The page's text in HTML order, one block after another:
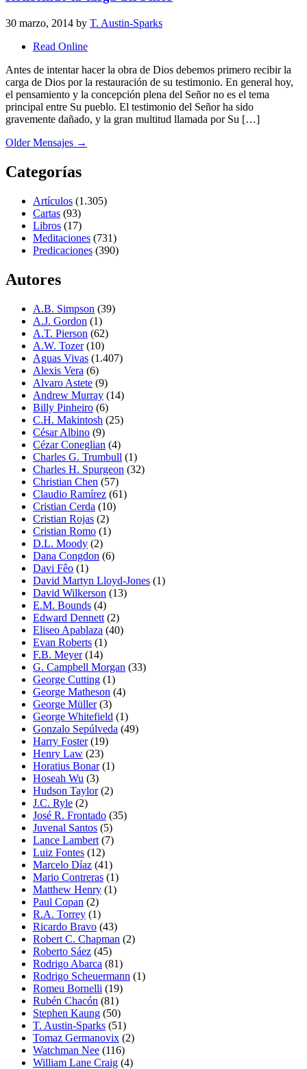
30 marzo, 2014 by T. Austin-Sparks
Read Online
Antes de intentar hacer la obra de Dios debemos primero recibir la
carga de Dios por la restauración de su testimonio. En general hoy,
el pensamiento y la concepción plena del Señor no es el tema
principal entre Su pueblo. El testimonio del Señor ha sido
gravemente dañado, y la gran multitud llamada por Su […]
Older Mensajes →
Categorías
Artículos (1.305)
Cartas (93)
Libros (17)
Meditaciones (731)
Predicaciones (390)
Autores
A.B. Simpson (39)
A.J. Gordon (1)
A.T. Pierson (62)
A.W. Tozer(10)
Aguas Vivas (1.407)
Alexis Vera (6)
Alvaro Astete (9)
Andrew Murray (14)
Billy Pinheiro (6)
C.H. Makintosh (25)
César Albino (9)
Cézar Coneglian (4)
Charles G. Trumbull (1)
Charles H. Spurgeon (32)
Christian Chen (57)
Claudio Ramírez (61)
Cristian Cerda (10)
Cristian Rojas (2)
Cristian Romo (1)
D.L. Moody (2)
Dana Congdon (6)
Davi Fêo (1)
David Martyn Lloyd-Jones (1)
David Wilkerson (13)
E.M. Bounds (4)
Edward Dennett (2)
Eliseo Apablaza (40)
Evan Roberts (1)
F.B. Meyer(14)
G. Campbell Morgan (33)
George Cutting (1)
George Matheson (4)
George Müller(3)
George Whitefield (1)
Gonzalo Sepúlveda (49)
Harry Foster(19)
Henry Law (23)
Horatius Bonar(1)
Hoseah Wu (3)
Hudson Taylor(2)
J.C. Ryle (2)
José R. Frontado (35)
Juvenal Santos (5)
Lance Lambert (7)
Luiz Fontes (12)
Marcelo Díaz (41)
Mario Contreras (1)
Matthew Henry (1)
Paul Copan (2)
R.A. Torrey (1)
Ricardo Bravo (43)
Robert C. Chapman (2)
Roberto Sáez (45)
Rodrigo Abarca (81)
Rodrigo Scheuermann (1)
Romeu Bornelli (19)
Rubén Chacón (81)
Stephen Kaung (50)
T. Austin-Sparks (51)
Tomaz Germanovix (2)
Watchman Nee (116)
William Lane Craig (4)